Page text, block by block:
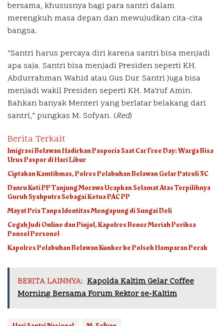
bersama, khususnya bagi para santri dalam
merengkuh masa depan dan mewujudkan cita-cita
bangsa.
“Santri harus percaya diri karena santri bisa menjadi
apa saja. Santri bisa menjadi Presiden seperti KH.
Abdurrahman Wahid atau Gus Dur. Santri juga bisa
menjadi wakil Presiden seperti KH. Ma’ruf Amin.
Bahkan banyak Menteri yang berlatar belakang dari
santri,” pungkas M. Sofyan. (Red)
Berita Terkait
Imigrasi Belawan Hadirkan Pasporia Saat Car Free Day: Warga Bisa
Urus Paspor di Hari Libur
Ciptakan Kamtibmas, Polres Pelabuhan Belawan Gelar Patroli 3C
Danru Koti PP Tanjung Morawa Ucapkan Selamat Atas Terpilihnya
Guruh Syahputra Sebagai Ketua PAC PP
Mayat Pria Tanpa Identitas Mengapung di Sungai Deli
Cegah Judi Online dan Pinjol, Kapolres Bener Meriah Periksa
Ponsel Personel
Kapolres Pelabuhan Belawan Kunker ke Polsek Hamparan Perak
BERITA LAINNYA: Kapolda Kaltim Gelar Coffee
Morning Bersama Forum Rektor se-Kaltim